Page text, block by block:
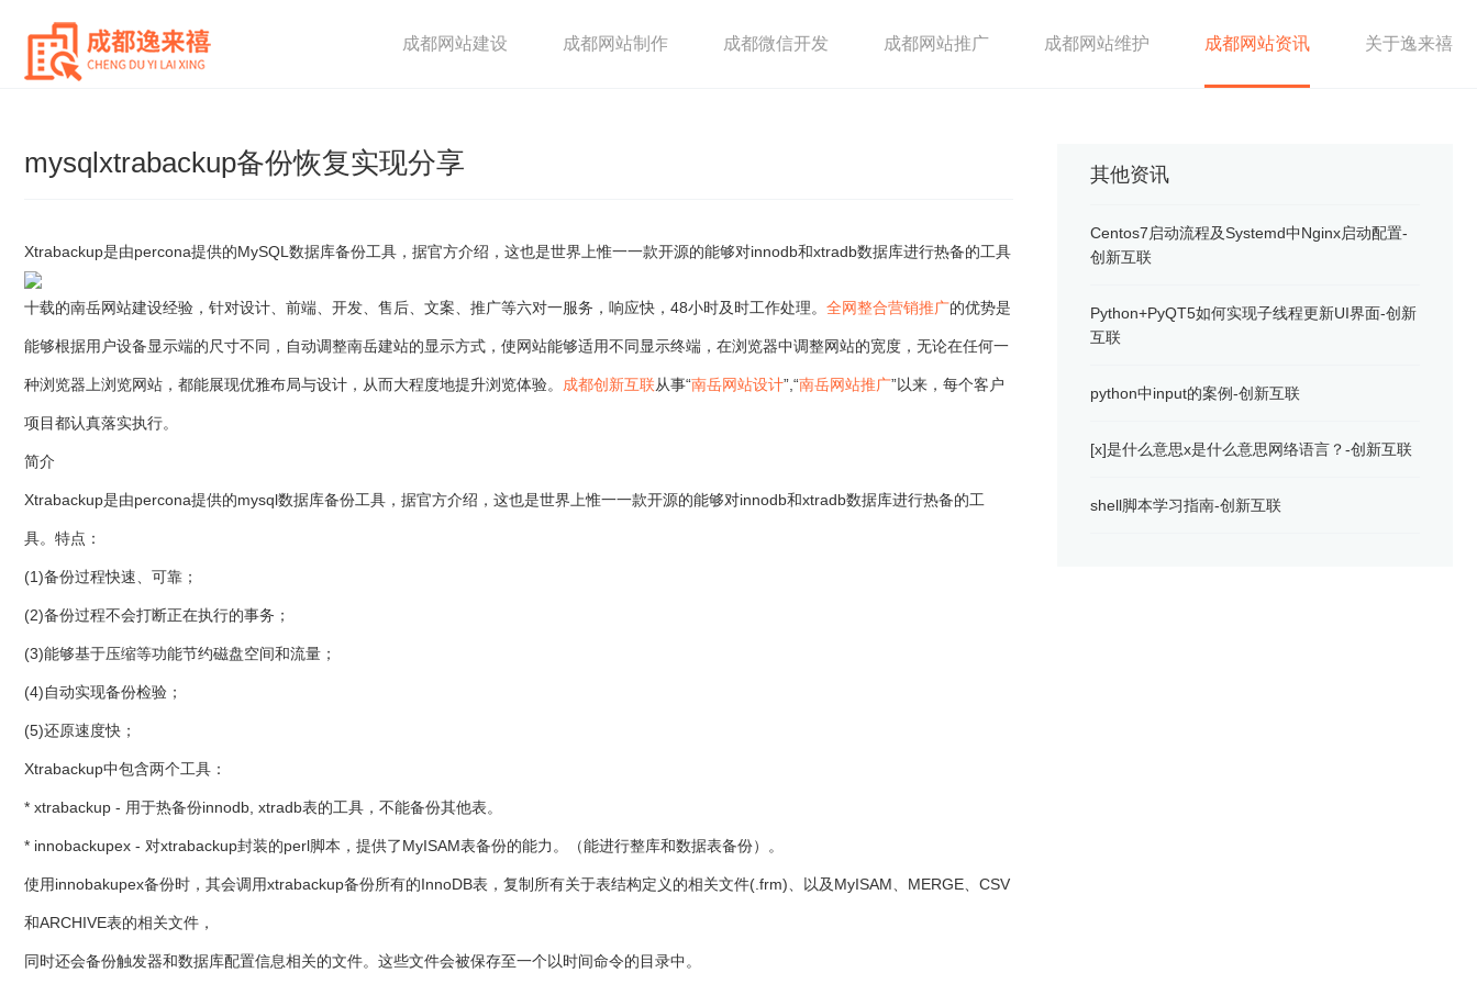
成都网站建设 成都网站制作 成都微信开发 成都网站推广 成都网站维护 成都网站资讯 关于逸来禧
mysqlxtrabackup备份恢复实现分享
Xtrabackup是由percona提供的MySQL数据库备份工具，据官方介绍，这也是世界上惟一一款开源的能够对innodb和xtradb数据库进行热备的工具
十载的南岳网站建设经验，针对设计、前端、开发、售后、文案、推广等六对一服务，响应快，48小时及时工作处理。 全网整合营销推广的优势是
能够根据用户设备显示端的尺寸不同，自动调整南岳建站的显示方式，使网站能够适用不同显示终端，在浏览器中调整网站的宽度，无论在任何一
种浏览器上浏览网站，都能展现优雅布局与设计，从而大程度地提升浏览体验。 成都创新互联从事“南岳网站设计”,“南岳网站推广”以来，每个客户
项目都认真落实执行。
简介
Xtrabackup是由percona提供的mysql数据库备份工具，据官方介绍，这也是世界上惟一一款开源的能够对innodb和xtradb数据库进行热备的工
具。特点：
(1)备份过程快速、可靠；
(2)备份过程不会打断正在执行的事务；
(3)能够基于压缩等功能节约磁盘空间和流量；
(4)自动实现备份检验；
(5)还原速度快；
Xtrabackup中包含两个工具：
* xtrabackup - 用于热备份innodb, xtradb表的工具，不能备份其他表。
* innobackupex - 对xtrabackup封装的perl脚本，提供了MyISAM表备份的能力。（能进行整库和数据表备份）。
使用innobakupex备份时，其会调用xtrabackup备份所有的InnoDB表，复制所有关于表结构定义的相关文件(.frm)、以及MyISAM、MERGE、CSV
和ARCHIVE表的相关文件，
同时还会备份触发器和数据库配置信息相关的文件。这些文件会被保存至一个以时间命令的目录中。
其他资讯
Centos7启动流程及Systemd中Nginx启动配置-
创新互联
Python+PyQT5如何实现子线程更新UI界面-创新
互联
python中input的案例-创新互联
[x]是什么意思x是什么意思网络语言？-创新互联
shell脚本学习指南-创新互联